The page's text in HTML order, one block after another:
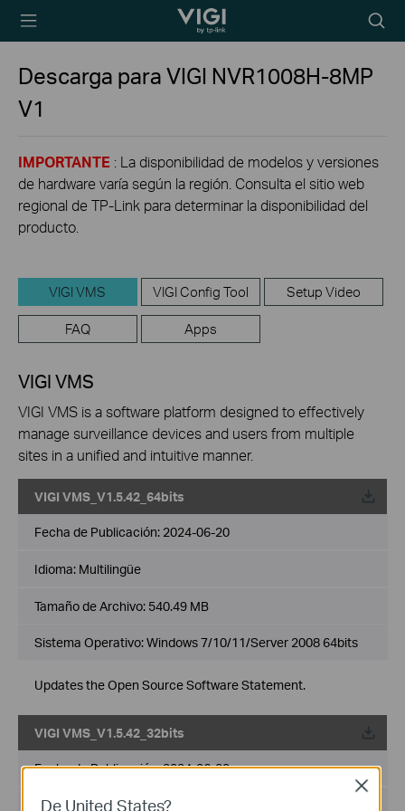
TP-Link, Reliably
icon
Descarga paraVIGI NVR1008H-8MP
V1
IMPORTANTE : La disponibilidad de modelos y versiones
de hardware varía según la región. Consulta el sitio web
regional de TP-Link para determinar la disponibilidad del
producto.
VIGI VMS VIGI Config Tool Setup Video
FAQ Apps
VIGI VMS
VIGI VMS is a software platform designed to effectively
manage surveillance devices and users from multiple
sites in a unified and intuitive manner.
VIGI VMS_V1.5.42_64bits
Fecha de Publicación: 2024-06-20
Idioma: Multilingüe
Tamaño de Archivo: 540.49 MB
Sistema Operativo: Windows 7/10/11/Server 2008 64bits
Updates the Open Source Software Statement.
VIGI VMS_V1.5.42_32bits
Fecha de Publicación:2024-06-20
Idioma:Multilingüe
De United States?
Close